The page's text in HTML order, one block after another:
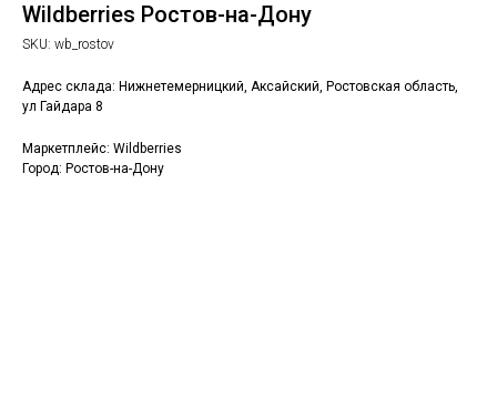
Wildberries Ростов-на-Дону
SKU: wb_rostov
Адрес склада: Нижнетемерницкий, Аксайский, Ростовская область,
ул Гайдара 8
Маркетплейс: Wildberries
Город: Ростов-на-Дону